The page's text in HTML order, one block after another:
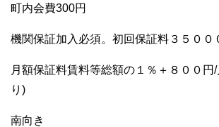
町内会費300円
機関保証加入必須。初回保証料３５００
月額保証料賃料等総額の１％＋８００円
り)
南向き